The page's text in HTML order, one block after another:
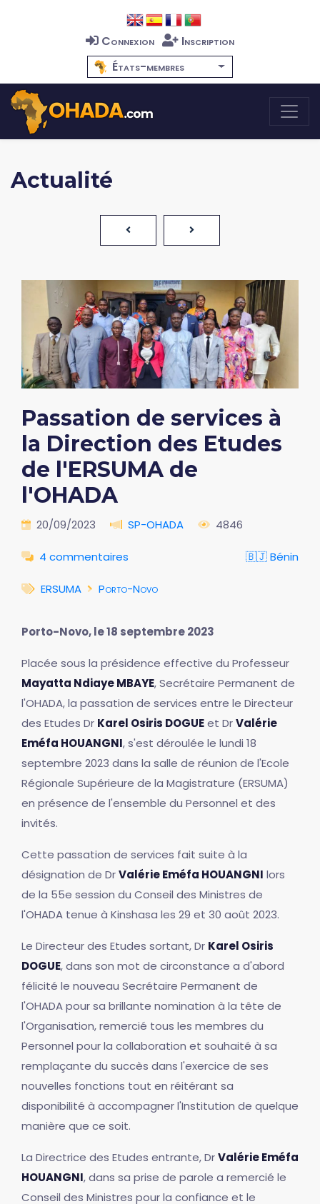
Connexion
Inscription
États-membres
Actualité
Passation de services à
la Direction des Etudes
de l'ERSUMA de
l'OHADA
20/09/2023 SP-OHADA 4846
4 commentaires 🇧🇯 Bénin
ERSUMA Porto-Novo
Porto-Novo, le 18 septembre 2023
Placée sous la présidence effective du Professeur
Mayatta Ndiaye MBAYE, Secrétaire Permanent de
l'OHADA, la passation de services entre le Directeur
des Etudes Dr Karel Osiris DOGUEet DrValérie
Eméfa HOUANGNI, s'est déroulée le lundi 18
septembre 2023 dans la salle de réunion de l'Ecole
Régionale Supérieure de la Magistrature (ERSUMA)
en présence de l'ensemble du Personnel et des
invités.
Cette passation de services fait suite à la
désignation de DrValérie Eméfa HOUANGNI lors
de la 55e session du Conseil des Ministres de
l'OHADA tenue à Kinshasa les 29 et 30 août 2023.
Le Directeur des Etudes sortant, Dr Karel Osiris
DOGUE, dans son mot de circonstance a d'abord
félicité le nouveau Secrétaire Permanent de
l'OHADA pour sa brillante nomination à la tête de
l'Organisation, remercié tous les membres du
Personnel pour la collaboration et souhaité à sa
remplaçante du succès dans l'exercice de ses
nouvelles fonctions tout en réitérant sa
disponibilité à accompagner l'Institution de quelque
manière que ce soit.
La Directrice des Etudes entrante, DrValérie Eméfa
HOUANGNI, dans sa prise de parole a remercié le
Conseil des Ministres pour la confiance et le